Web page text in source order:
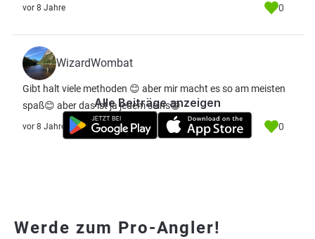
vor 8 Jahre 0
WizardWombat
Gibt halt viele methoden 😊 aber mir macht es so am meisten
spaß😊 aber das ist ja jedem seins😁
vor 8 Jahre 0
Alle Beiträge anzeigen
Werde zum Pro-Angler!